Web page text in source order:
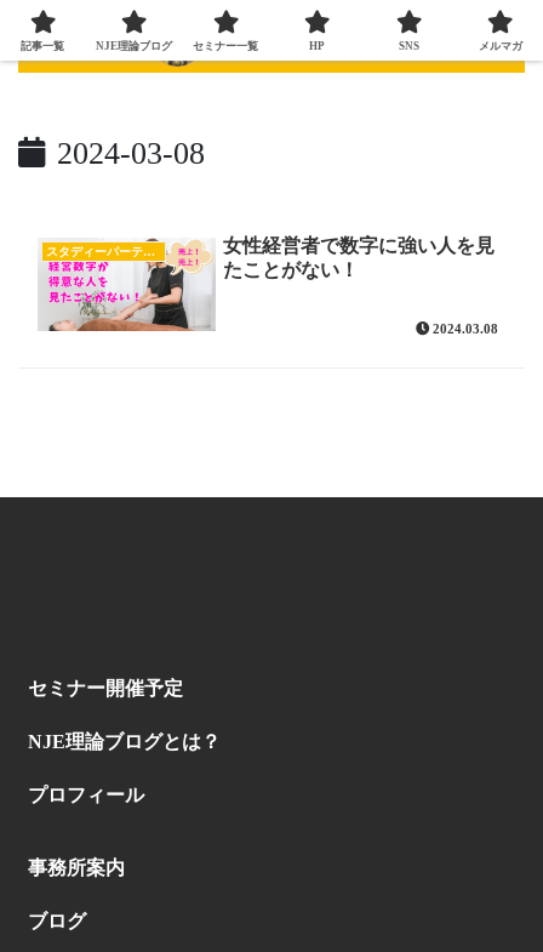
2024-03-08
スタディーパーティー
女性経営者で数字に強い人を見
たことがない！
2024.03.08
セミナー開催予定
NJE理論ブログとは？
プロフィール
事務所案内
ブログ
記事一覧 NJE理論ブログ セミナー一覧 HP SNS メルマガ